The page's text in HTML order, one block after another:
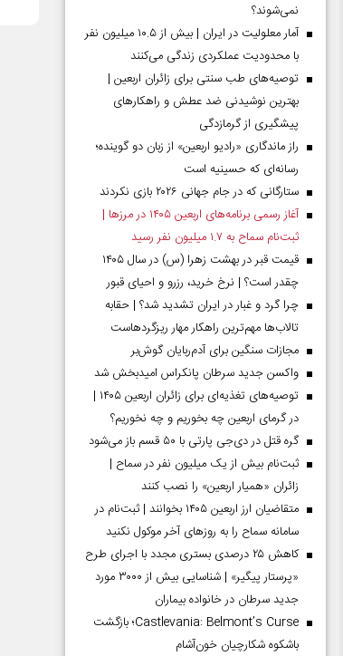
نمی‌شوند؟
آمار معلولیت در ایران | بیش از ۱۰.۵ میلیون نفر
با محدودیت عملکردی زندگی می‌کنند
توصیه‌های طب سنتی برای زائران اربعین |
بهترین نوشیدنی ضد عطش و راهکارهای
پیشگیری از گرمازدگی
راز ماندگاری «رادیو اربعین» از زبان دو گوینده؛
رسانه‌ای که حسینیه است
ستارگانی که در جام جهانی ۲۰۲۶ بازی نکردند
آغاز رسمی برنامه‌های اربعین ۱۴۰۵ در مرز‌ها |
ثبت‌نام سماح به ۱.۷ میلیون نفر رسید
قیمت قبر در بهشت زهرا (س) در سال ۱۴۰۵
چقدر است؟ | نرخ خرید، رزرو و احیای قبور
چرا گرد و غبار در ایران تشدید شد؟ | حقابه
تالاب‌ها مهم‌ترین راهکار مهار ریزگردهاست
مجازات سنگین برای آدم‌ربایان گوش‌بر
واکسن جدید سرطان پانکراس امیدبخش شد
توصیه‌های تغذیه‌ای برای زائران اربعین ۱۴۰۵ |
در گرمای اربعین چه بخوریم و چه نخوریم؟
گره قتل در دی‌جی پارتی با ۵۰ قسم باز می‌شود
ثبت‌نام بیش از یک میلیون نفر در سماح |
زائران «همیار اربعین» را نصب کنند
متقاضیان ارز اربعین ۱۴۰۵ بخوانند | ثبت‌نام در
سامانه سماح را به روز‌های آخر موکول نکنید
کاهش ۲۵ درصدی بستری مجدد با اجرای طرح
«پرستار پیگیر» | شناسایی بیش از ۳۰۰۰ مورد
جدید سرطان در خانواده بیماران
Castlevania: Belmont’s Curse؛ بازگشت
باشکوه شکارچیان خون‌آشام